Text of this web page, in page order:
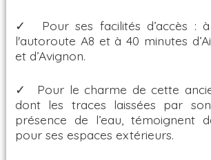
✓ Pour ses facilités d’accès :
l'autoroute A8 et à 40 minutes
et d’Avignon.
✓ Pour le charme de cette
dont les traces laissées par
présence de l’eau, témoignent
pour ses espaces extérieurs.